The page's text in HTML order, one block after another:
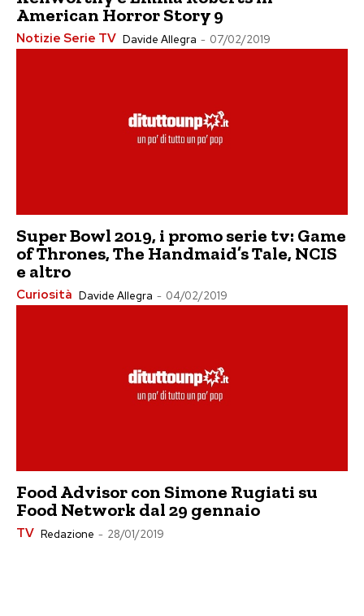
American Horror Story 9
Notizie Serie TV Davide Allegra - 07/02/2019
Super Bowl 2019, i promo serie tv: Game
of Thrones, The Handmaid’s Tale, NCIS
e altro
Curiosità Davide Allegra - 04/02/2019
Food Advisor con Simone Rugiati su
Food Network dal 29 gennaio
TV Redazione - 28/01/2019